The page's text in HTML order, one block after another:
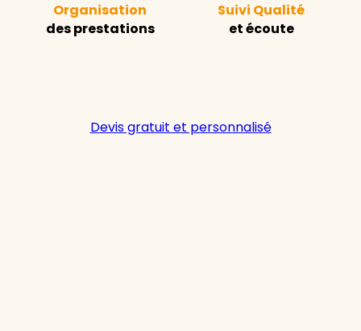
Organisation
des prestations
Suivi Qualité
et écoute
Devis gratuit et personnalisé